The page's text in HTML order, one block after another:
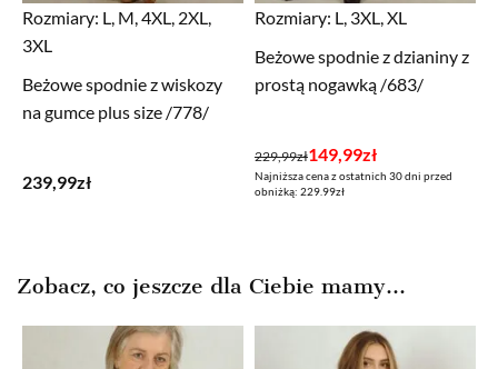
Rozmiary: L, M, 4XL, 2XL,
3XL
Beżowe spodnie z wiskozy
na gumce plus size /778/
239,99zł
Rozmiary: L, 3XL, XL
Beżowe spodnie z dzianiny z
prostą nogawką /683/
229,99zł
Pierwotna
cena
149,99zł
Aktualna
cena
Najniższa cena z ostatnich 30 dni przed
obniżką: 229.99zł
Zobacz, co jeszcze dla Ciebie mamy...